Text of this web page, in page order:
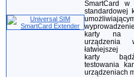
SmartCard w
standardowej
karty na
urządzenia
łatwiejszej
karty
testowania
urządzeniach